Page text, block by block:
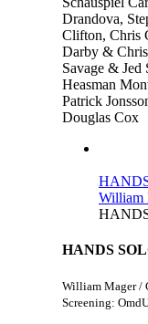
Drandova,
Clifton, Chris
Darby &
Savage & Jed
Heasman
Patrick
Douglas Cox
William
HANDS
William Mager /
Screening: